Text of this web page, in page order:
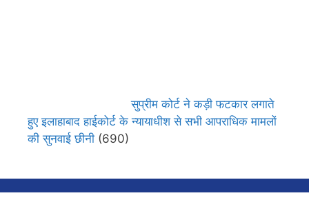
सुप्रीम कोर्ट ने कड़ी फटकार लगाते
हुए इलाहाबाद हाईकोर्ट के न्यायाधीश से सभी आपराधिक मामलों
की सुनवाई छीनी (690)